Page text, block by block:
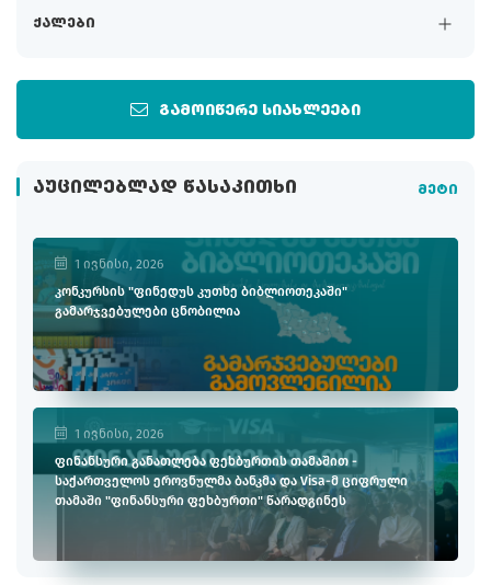
ქალები
გამოიწერე სიახლეები
ᲐᲣᲪᲘᲚᲔᲑᲚᲐᲓ ᲬᲐᲡᲐᲙᲘᲗᲮᲘ მეტი
1 ივნისი, 2026
კონკურსის "ფინედუს კუთხე ბიბლიოთეკაში"
გამარჯვებულები ცნობილია
1 ივნისი, 2026
ფინანსური განათლება ფეხბურთის თამაშით -
საქართველოს ეროვნულმა ბანკმა და Visa-მ ციფრული
თამაში "ფინანსური ფეხბურთი" წარადგინეს